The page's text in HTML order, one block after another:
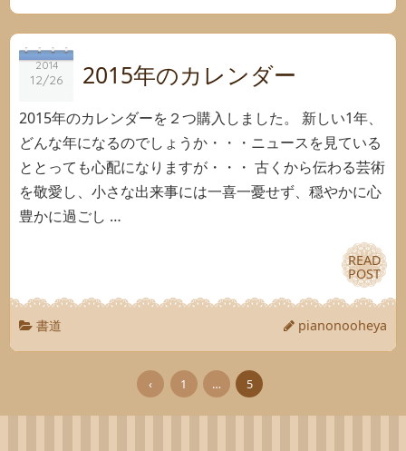
2014
12/26
2014
12/26 2015年のカレンダー
2015年のカレンダーを２つ購入しました。 新しい1年、
どんな年になるのでしょうか・・・ニュースを見ている
ととっても心配になりますが・・・ 古くから伝わる芸術
を敬愛し、小さな出来事には一喜一憂せず、穏やかに心
豊かに過ごし …
READ
POST
READ
POST
書道 pianonooheya
‹ 1 … 5